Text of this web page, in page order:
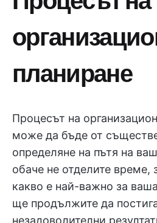
планиране
Процесът на
може да бъде от
определяне на пътя на
обаче не отделите време,
какво е най-важно за
ще продължите да
незадоволителни